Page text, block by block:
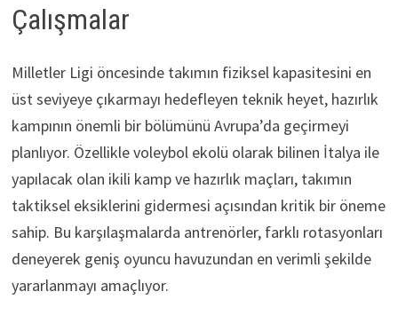
Çalışmalar
Milletler Ligi öncesinde takımın fiziksel kapasitesini en
üst seviyeye çıkarmayı hedefleyen teknik heyet, hazırlık
kampının önemli bir bölümünü Avrupa’da geçirmeyi
planlıyor. Özellikle voleybol ekolü olarak bilinen İtalya ile
yapılacak olan ikili kamp ve hazırlık maçları, takımın
taktiksel eksiklerini gidermesi açısından kritik bir öneme
sahip. Bu karşılaşmalarda antrenörler, farklı rotasyonları
deneyerek geniş oyuncu havuzundan en verimli şekilde
yararlanmayı amaçlıyor.